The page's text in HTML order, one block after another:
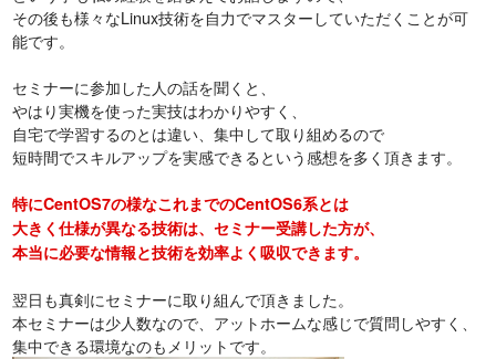
その後も様々なLinux技術を自力でマスターしていただくことが可
能です。
セミナーに参加した人の話を聞くと、
やはり実機を使った実技はわかりやすく、
自宅で学習するのとは違い、集中して取り組めるので
短時間でスキルアップを実感できるという感想を多く頂きます。
特にCentOS7の様なこれまでのCentOS6系とは
大きく仕様が異なる技術は、セミナー受講した方が、
本当に必要な情報と技術を効率よく吸収できます。
翌日も真剣にセミナーに取り組んで頂きました。
本セミナーは少人数なので、アットホームな感じで質問しやすく、
集中できる環境なのもメリットです。